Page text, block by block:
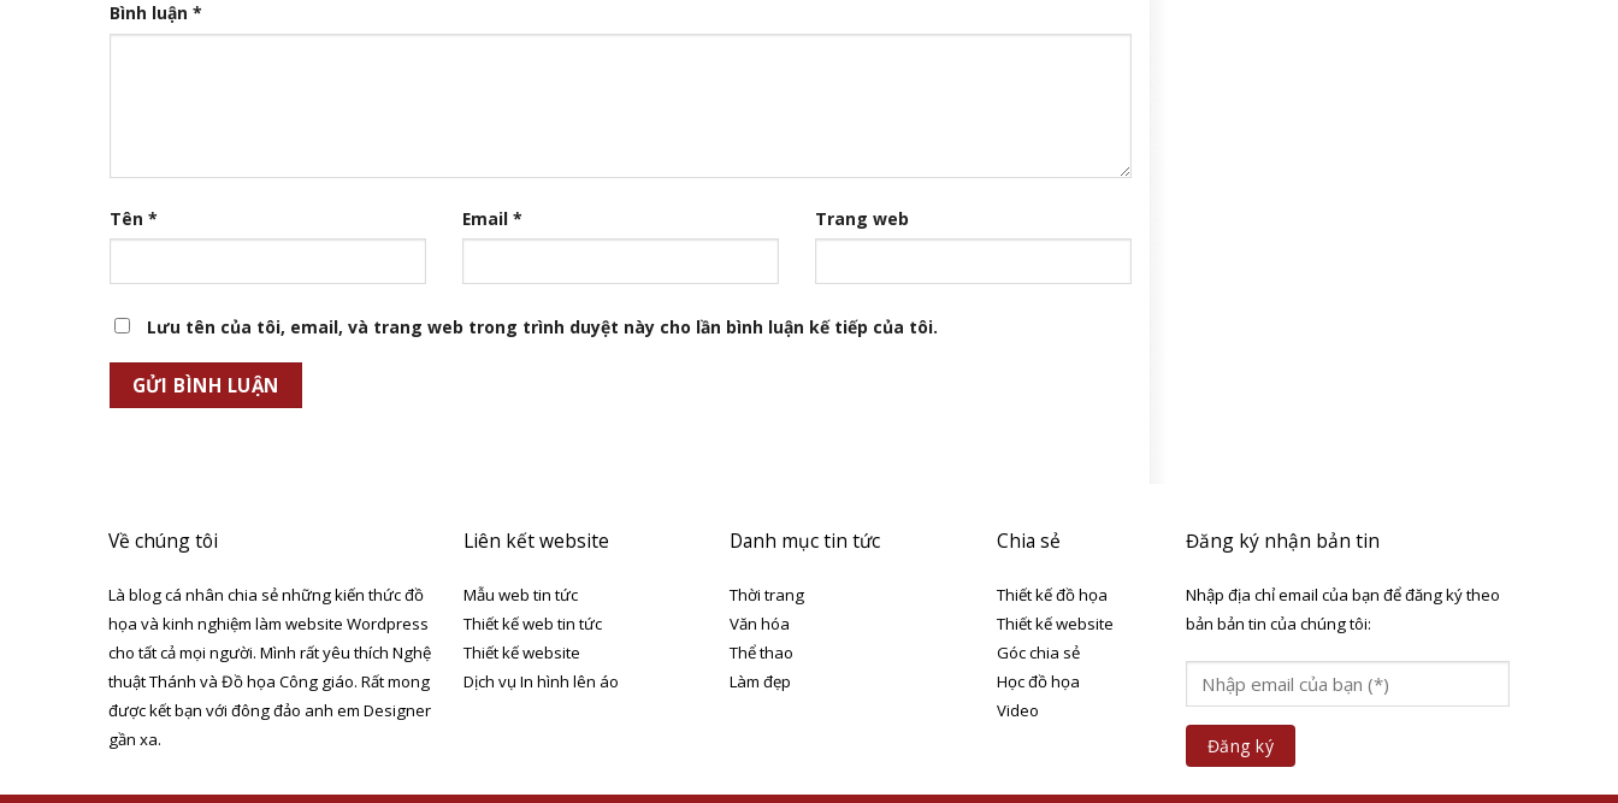
Bình luận *
Tên * Email * Trang web
Lưu tên của tôi, email, và trang web trong trình duyệt này cho lần bình luận kế tiếp của tôi.
Về chúng tôi
Là blog cá nhân chia sẻ những kiến thức đồ
họa và kinh nghiệm làm website Wordpress
cho tất cả mọi người. Mình rất yêu thích Nghệ
thuật Thánh và Đồ họa Công giáo. Rất mong
được kết bạn với đông đảo anh em Designer
gần xa.
Liên kết website
Mẫu web tin tức
Thiết kế web tin tức
Thiết kế website
Dịch vụ In hình lên áo
Danh mục tin tức
Thời trang
Văn hóa
Thể thao
Làm đẹp
Chia sẻ
Thiết kế đồ họa
Thiết kế website
Góc chia sẻ
Học đồ họa
Video
Đăng ký nhận bản tin
Nhập địa chỉ email của bạn để đăng ký theo
bản bản tin của chúng tôi: